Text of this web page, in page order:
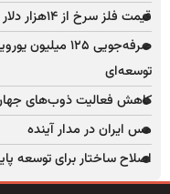
قیمت فلز سرخ از ۱۴هزار دلار در هر تن عبور کرد
صرفه‌جویی ۱۲۵
توسعه‌ای
کاهش فعالیت ذوب‌های
مس ایران در مدار آینده
اصلاح ساختار برای توسعه